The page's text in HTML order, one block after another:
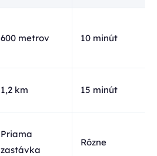
600 metrov 10 minút
1,2 km 15 minút
Priama
zastávka
Rôzne